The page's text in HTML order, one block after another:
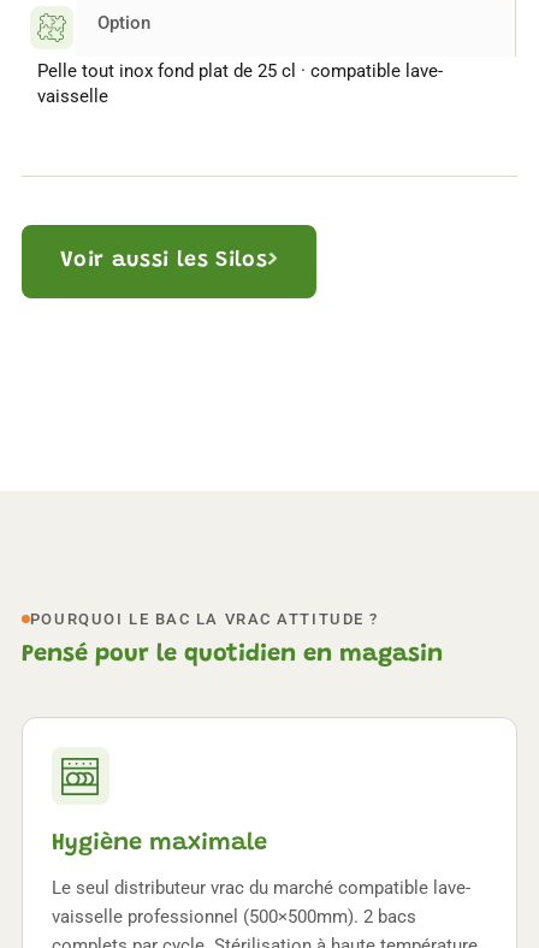
Option
Pelle tout inox fond plat de 25 cl · compatible lave-
vaisselle
Voir aussi les Silos›
POURQUOI LE BAC LA VRAC ATTITUDE ?
Pensé pour le quotidien en magasin
Hygiène maximale
Le seul distributeur vrac du marché compatible lave-
vaisselle professionnel (500×500mm). 2 bacs